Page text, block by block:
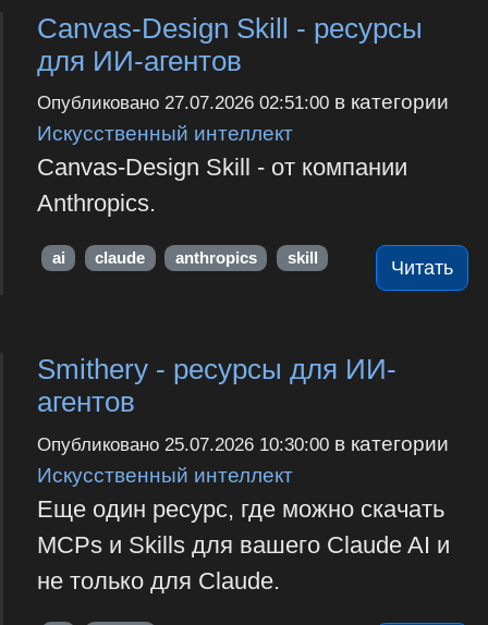
Canvas-Design Skill - ресурсы
для ИИ-агентов
Опубликовано 27.07.2026 02:51:00в категории
Искусственный интеллект
Canvas-Design Skill - от компании
Anthropics.
Читать
ai claude anthropics skill
Smithery - ресурсы для ИИ-
агентов
Опубликовано 25.07.2026 10:30:00в категории
Искусственный интеллект
Еще один ресурс, где можно скачать
MCPs и Skills для вашего Claude AI и
не только для Claude.